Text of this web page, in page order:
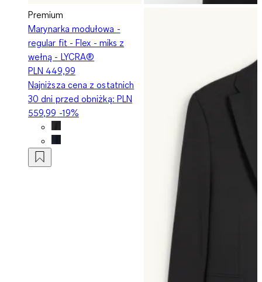
Premium
Marynarka modułowa -
regular fit - Flex - miks z
wełną - LYCRA®
PLN 449,99
Najniższa cena z ostatnich
30 dni przed obniżką: PLN
559,99 -19%